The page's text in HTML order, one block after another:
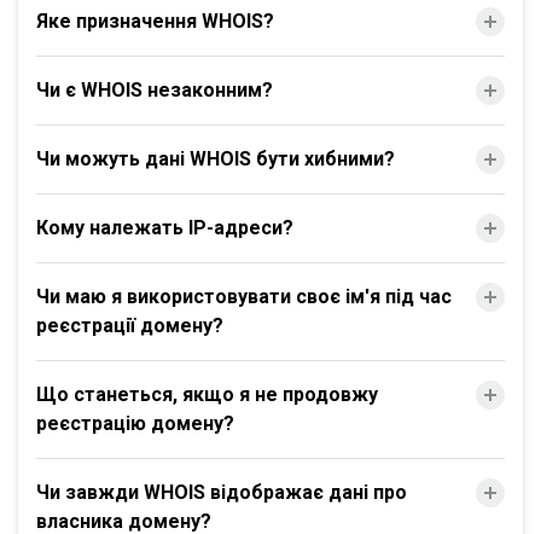
Яке призначення WHOIS?
Чи є WHOIS незаконним?
Чи можуть дані WHOIS бути хибними?
Кому належать IP-адреси?
Чи маю я використовувати своє ім'я під час
реєстрації домену?
Що станеться, якщо я не продовжу
реєстрацію домену?
Чи завжди WHOIS відображає дані про
власника домену?